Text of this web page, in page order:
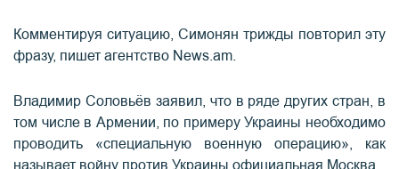
Комментируя ситуацию, Симонян трижды повторил эту
фразу, пишет агентство News.am.
Владимир Соловьёв заявил, что в ряде других стран, в
том числе в Армении, по примеру Украины необходимо
проводить «специальную военную операцию», как
называет войну против Украины официальная Москва.